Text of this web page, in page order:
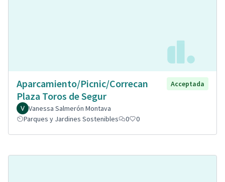
Aparcamiento/Picnic/Correcan
Plaza Toros de Segur
Acceptada
Vanessa Salmerón Montava
Parques y Jardines Sostenibles
0 0